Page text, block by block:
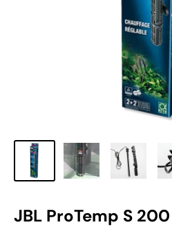
JBL ProTemp S 200